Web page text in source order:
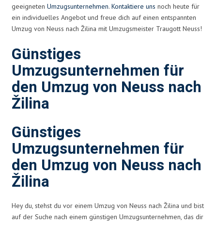
geeigneten Umzugsunternehmen. Kontaktiere uns noch heute für
ein individuelles Angebot und freue dich auf einen entspannten
Umzug von Neuss nach Žilina mit Umzugsmeister Traugott Neuss!
Günstiges
Umzugsunternehmen für
den Umzug von Neuss nach
Žilina
Günstiges
Umzugsunternehmen für
den Umzug von Neuss nach
Žilina
Hey du, stehst du vor einem Umzug von Neuss nach Žilina und bist
auf der Suche nach einem günstigen Umzugsunternehmen, das dir